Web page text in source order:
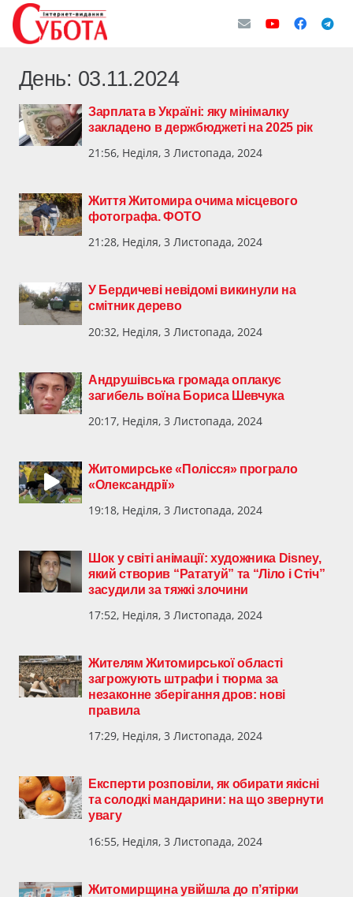
День: 03.11.2024
Зарплата в Україні: яку мінімалку
закладено в держбюджеті на 2025 рік
21:56, Неділя, 3 Листопада, 2024
Життя Житомира очима місцевого
фотографа. ФОТО
21:28, Неділя, 3 Листопада, 2024
У Бердичеві невідомі викинули на
смітник дерево
20:32, Неділя, 3 Листопада, 2024
Андрушівська громада оплакує
загибель воїна Бориса Шевчука
20:17, Неділя, 3 Листопада, 2024
Житомирське «Полісся» програло
«Олександрії»
19:18, Неділя, 3 Листопада, 2024
Шок у світі анімації: художника Disney,
який створив “Рататуй” та “Ліло і Стіч”
засудили за тяжкі злочини
17:52, Неділя, 3 Листопада, 2024
Жителям Житомирської області
загрожують штрафи і тюрма за
незаконне зберігання дров: нові
правила
17:29, Неділя, 3 Листопада, 2024
Експерти розповіли, як обирати якісні
та солодкі мандарини: на що звернути
увагу
16:55, Неділя, 3 Листопада, 2024
Житомирщина увійшла до п’ятірки